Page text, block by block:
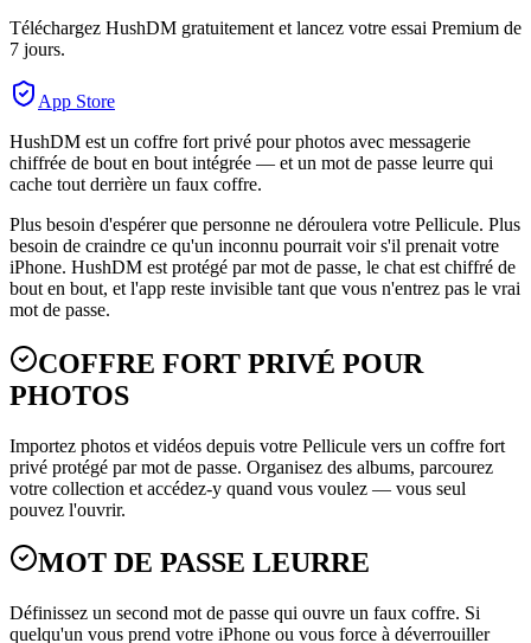
Téléchargez HushDM gratuitement et lancez votre essai Premium de
7 jours.
App Store
HushDM est un coffre fort privé pour photos avec messagerie
chiffrée de bout en bout intégrée — et un mot de passe leurre qui
cache tout derrière un faux coffre.
Plus besoin d'espérer que personne ne déroulera votre Pellicule. Plus
besoin de craindre ce qu'un inconnu pourrait voir s'il prenait votre
iPhone. HushDM est protégé par mot de passe, le chat est chiffré de
bout en bout, et l'app reste invisible tant que vous n'entrez pas le vrai
mot de passe.
COFFRE FORT PRIVÉ POUR
PHOTOS
Importez photos et vidéos depuis votre Pellicule vers un coffre fort
privé protégé par mot de passe. Organisez des albums, parcourez
votre collection et accédez-y quand vous voulez — vous seul
pouvez l'ouvrir.
MOT DE PASSE LEURRE
Définissez un second mot de passe qui ouvre un faux coffre. Si
quelqu'un vous prend votre iPhone ou vous force à déverrouiller